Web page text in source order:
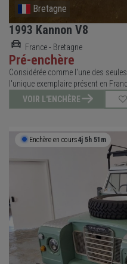
Bretagne
1993 Kannon V8
France - Bretagne
Pré-enchère
Considérée comme l'une des
l'unique exemplaire présent en
douane acquittés. Numéros de
de remplacement inclus dans la
VOIR L'ENCHÈRE
Enchère en cours4j 5h 51m